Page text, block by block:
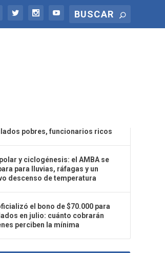
pobres, funcionarios ricos
y ciclogénesis: el AMBA se
para lluvias, ráfagas y un
descenso de temperatura
el bono de $70.000 para
en julio: cuánto cobrarán
perciben la mínima